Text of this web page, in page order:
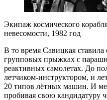
Экипаж космического
невесомости, 1982 год
В то время Савицкая ставила
групповых прыжках с
реактивных самолетах. До
летчиком-инструктором, и
20 типов лётных машин. И
пробивая свою кандидатуру